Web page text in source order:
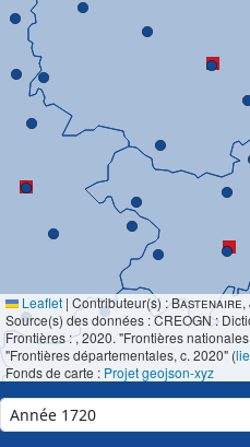
Leaflet | Contributeur(s) :Bastenaire,
Source(s) des données : CREOGN :
Frontières :, 2020. "Frontières
"Frontières départementales, c. 2020" (
Fonds de carte : Projet geojson-xyz